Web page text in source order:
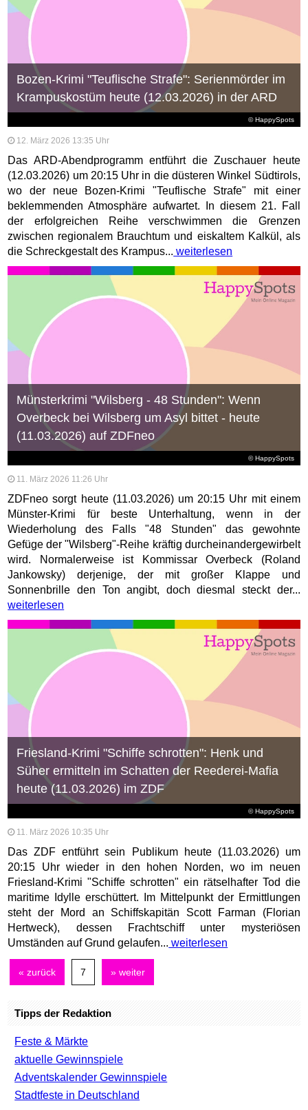
© HappySpots
Bozen-Krimi "Teuflische Strafe": Serienmörder im
Krampuskostüm heute (12.03.2026) in der ARD
12. März 2026 13:35 Uhr
Das ARD-Abendprogramm entführt die Zuschauer heute
(12.03.2026) um 20:15 Uhr in die düsteren Winkel Südtirols,
wo der neue Bozen-Krimi "Teuflische Strafe" mit einer
beklemmenden Atmosphäre aufwartet. In diesem 21. Fall
der erfolgreichen Reihe verschwimmen die Grenzen
zwischen regionalem Brauchtum und eiskaltem Kalkül, als
die Schreckgestalt des Krampus... weiterlesen
© HappySpots
Münsterkrimi "Wilsberg - 48 Stunden": Wenn
Overbeck bei Wilsberg um Asyl bittet - heute
(11.03.2026) auf ZDFneo
11. März 2026 11:26 Uhr
ZDFneo sorgt heute (11.03.2026) um 20:15 Uhr mit einem
Münster-Krimi für beste Unterhaltung, wenn in der
Wiederholung des Falls "48 Stunden" das gewohnte
Gefüge der "Wilsberg"-Reihe kräftig durcheinandergewirbelt
wird. Normalerweise ist Kommissar Overbeck (Roland
Jankowsky) derjenige, der mit großer Klappe und
Sonnenbrille den Ton angibt, doch diesmal steckt der...
weiterlesen
© HappySpots
Friesland-Krimi "Schiffe schrotten": Henk und
Süher ermitteln im Schatten der Reederei-Mafia
heute (11.03.2026) im ZDF
11. März 2026 10:35 Uhr
Das ZDF entführt sein Publikum heute (11.03.2026) um
20:15 Uhr wieder in den hohen Norden, wo im neuen
Friesland-Krimi "Schiffe schrotten" ein rätselhafter Tod die
maritime Idylle erschüttert. Im Mittelpunkt der Ermittlungen
steht der Mord an Schiffskapitän Scott Farman (Florian
Hertweck), dessen Frachtschiff unter mysteriösen
Umständen auf Grund gelaufen... weiterlesen
« zurück 7 » weiter
Tipps der Redaktion
Feste & Märkte
aktuelle Gewinnspiele
Adventskalender Gewinnspiele
Stadtfeste in Deutschland